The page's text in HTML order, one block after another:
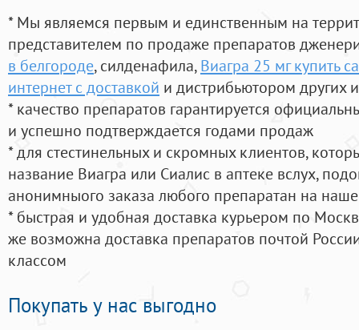
* Мы являемся первым и единственным на
представителем по продаже препаратов
в белгороде, силденафила, Виагра 25 мг купить
интернет с доставкой и дистрибьютором других
* качество препаратов гарантируется
и успешно подтверждается годами продаж
* для стестинельных и скромных клиентов,
название Виагра или Сиалис в аптеке вслух,
анонимныого заказа любого препаратан на
* быстрая и удобная доставка курьером по
же возможна доставка препаратов почтой
классом
Покупать у нас выгодно